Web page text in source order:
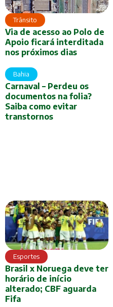
Trânsito
Via de acesso ao Polo de
Apoio ficará interditada
nos próximos dias
Bahia
Carnaval – Perdeu os
documentos na folia?
Saiba como evitar
transtornos
Esportes
Brasil x Noruega deve ter
horário de início
alterado; CBF aguarda
Fifa